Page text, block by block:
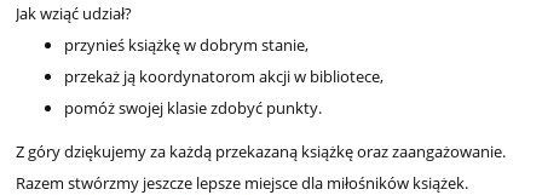
Jak wziąć udział?
przynieś książkę w dobrym stanie,
przekaż ją koordynatorom akcji w bibliotece,
pomóż swojej klasie zdobyć punkty.
Z góry dziękujemy za każdą przekazaną książkę oraz zaangażowanie.
Razem stwórzmy jeszcze lepsze miejsce dla miłośników książek.